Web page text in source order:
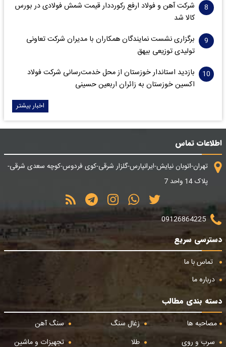
شرکت آهن و فولاد ارفع رکورددار قیمت شمش فولادی در بورس
کالا شد
برگزاری نشست نمایندگان همکاران با مدیران شرکت تعاونی
تولیدی توزیعی بیهق
بازدید استاندار خوزستان از محل خدمت‌رسانی شرکت فولاد
اکسین خوزستان به زائران اربعین حسینی
اخبار بیشتر
اطلاعات تماس
تهران-اتوبان نیایش-ایرانپارس-گلزار شرقی-کوی فردوس-کوچه سعدی شرقی-
پلاک 14 واحد 7
09126864225
دسترسی سریع
تماس با ما
درباره ما
دسته بندی مطالب
مصاحبه ها
زغال سنگ
سنگ آهن
سرب و روی
طلا تجهیزات و ماشین